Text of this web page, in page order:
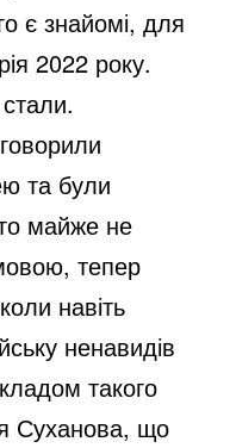
є знайомі, для
2022 року.
та були
майже не
тепер
навіть
ненавидів
такого
Суханова, що